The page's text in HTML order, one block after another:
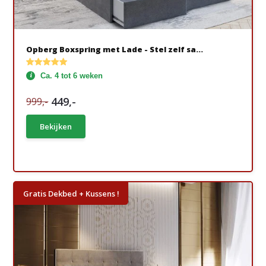
Opberg Boxspring met Lade - Stel zelf sa...
Ca. 4 tot 6 weken
999,- 449,-
Bekijken
Gratis Dekbed + Kussens !